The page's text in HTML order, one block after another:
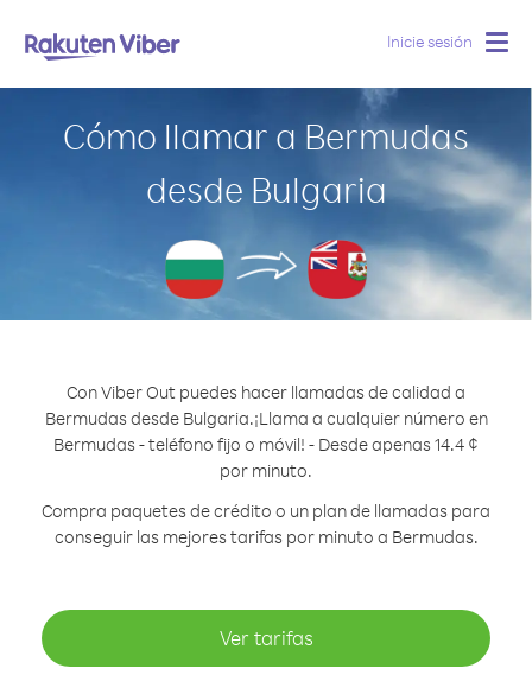
Inicie sesión
Cómo llamar a Bermudas
desde Bulgaria
Con Viber Out puedes hacer llamadas de calidad a
Bermudas desde Bulgaria.¡Llama a cualquier número en
Bermudas - teléfono fijo o móvil! - Desde apenas 14.4 ¢
por minuto.
Compra paquetes de crédito o un plan de llamadas para
conseguir las mejores tarifas por minuto a Bermudas.
Ver tarifas